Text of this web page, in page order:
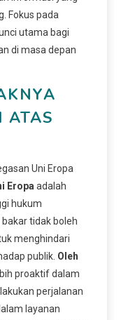
Fokus pada
utama bagi
di masa depan
ATAS
Uni Eropa
Eropaadalah
hukum
tidak boleh
menghindari
publik. Oleh
proaktif dalam
perjalanan
layanan